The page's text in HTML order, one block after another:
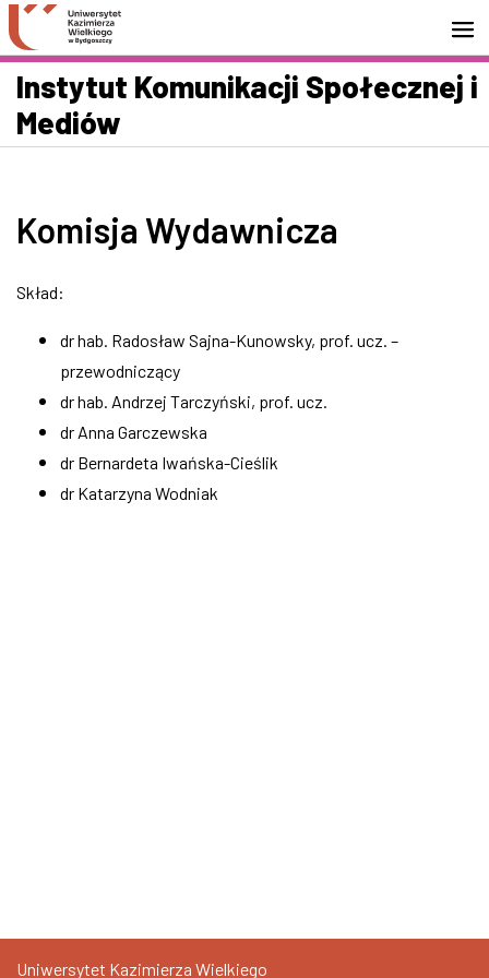
Przejdź do wyszukiwarki
Przejdź do treści
Przejdź do stopki - Kontakt
Instytut Komunikacji Społecznej i
Mediów
Komisja Wydawnicza
Skład:
dr hab. Radosław Sajna-Kunowsky, prof. ucz. –
przewodniczący
dr hab. Andrzej Tarczyński, prof. ucz.
dr Anna Garczewska
dr Bernardeta Iwańska-Cieślik
dr Katarzyna Wodniak
Uniwersytet Kazimierza Wielkiego